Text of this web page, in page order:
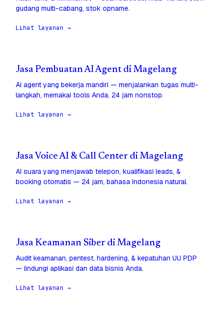
gudang multi-cabang, stok opname.
Lihat layanan →
Jasa Pembuatan AI Agent di Magelang
AI agent yang bekerja mandiri — menjalankan tugas multi-
langkah, memakai tools Anda, 24 jam nonstop.
Lihat layanan →
Jasa Voice AI & Call Center di Magelang
AI suara yang menjawab telepon, kualifikasi leads, &
booking otomatis — 24 jam, bahasa Indonesia natural.
Lihat layanan →
Jasa Keamanan Siber di Magelang
Audit keamanan, pentest, hardening, & kepatuhan UU PDP
— lindungi aplikasi dan data bisnis Anda.
Lihat layanan →